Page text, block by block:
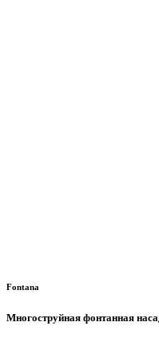
Fontana
Многоструйная фонтанная